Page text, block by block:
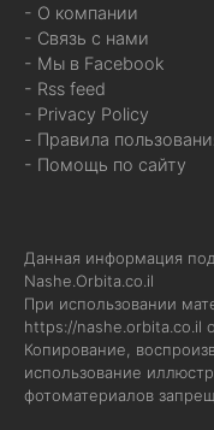
- О компании
- Связь с нами
- Мы в Facebook
- Rss feed
- Privacy Policy
- Правила
- Помощь по сайту
Данная информация
Nashe.Orbita.co.il
При использовании
https://nashe.orbita.co.il
Копирование,
использование
фотоматериалов